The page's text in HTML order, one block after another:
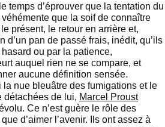
temps d’éprouver que la tentation du
que la soif de connaître
le présent, le retour en arrière et,
d’un pan de passé frais, inédit, qu’ils
ou par la patience,
auquel rien ne se compare, et
aucune définition sensée.
la nue bleuâtre des fumigations et le
détachées de lui, Marcel Proust
Ce n’est guère le rôle des
d’aimer l’avenir. Ils ont assez à